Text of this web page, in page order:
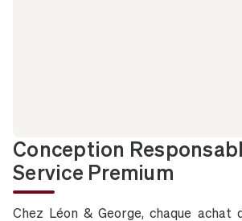
Conception
Service Premium
Chez Léon & George, chaque achat